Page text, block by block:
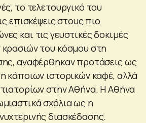
το τελετουργικό του
επισκέψεις στους πιο
και τις γευστικές δοκιμές
του κόσμου στη
αναφέρθηκαν προτάσεις ως
κάποιων ιστορικών καφέ, αλλά
στην Αθήνα. Η Αθήνα
σχόλια ως η
διασκέδασης.